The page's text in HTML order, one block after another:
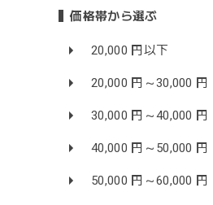
価格帯から選ぶ
20,000 円以下
20,000 円～30,000 円
30,000 円～40,000 円
40,000 円～50,000 円
50,000 円～60,000 円